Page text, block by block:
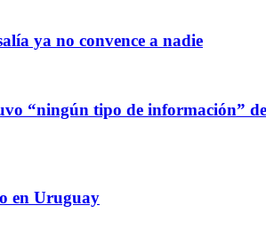
ya no convence a nadie
“ningún tipo de información”
en Uruguay